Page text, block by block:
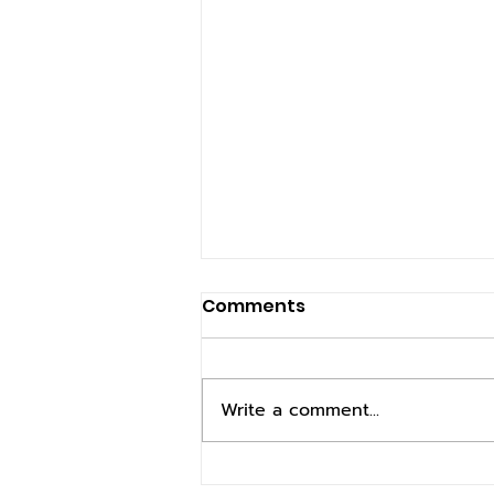
Comments
Write a comment...